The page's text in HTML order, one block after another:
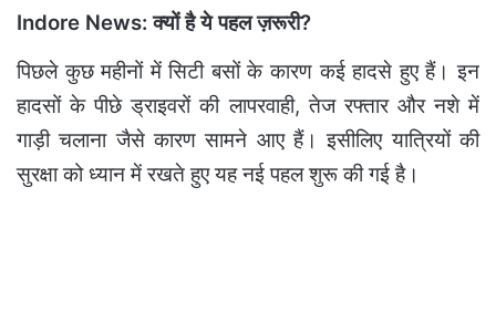
Indore News: क्यों है ये पहल ज़रूरी?
पिछले कुछ महीनों में सिटी बसों के कारण कई हादसे हुए हैं। इन
हादसों के पीछे ड्राइवरों की लापरवाही, तेज रफ्तार और नशे में
गाड़ी चलाना जैसे कारण सामने आए हैं। इसीलिए यात्रियों की
सुरक्षा को ध्यान में रखते हुए यह नई पहल शुरू की गई है।